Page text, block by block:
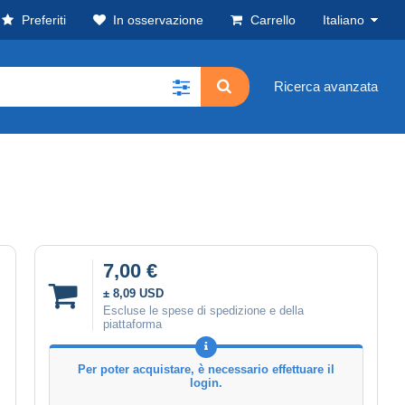
Preferiti In osservazione Carrello Italiano
Ricerca avanzata
7,00 €
± 8,09 USD
Escluse le spese di spedizione e della
piattaforma
Per poter acquistare, è necessario effettuare il
login.